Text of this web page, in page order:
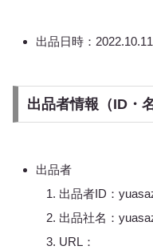
出品日時：
出品者情報（ID・
出品者
出品者ID：
出品社名：
URL：